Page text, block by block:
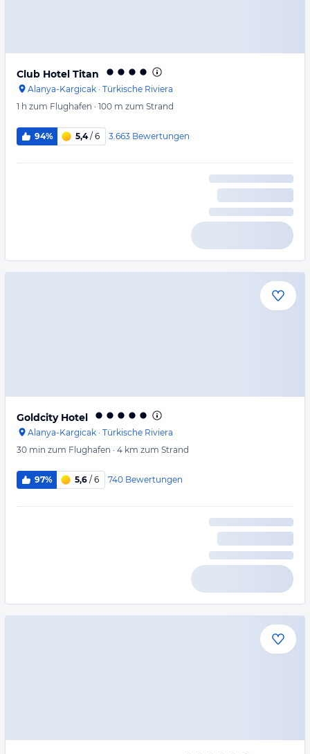
Club Hotel Titan
Alanya-Kargicak · Türkische Riviera
1 h zum Flughafen · 100 m zum Strand
94% 5,4/ 6 3.663 Bewertungen
Goldcity Hotel
Alanya-Kargicak · Türkische Riviera
30 min zum Flughafen · 4 km zum Strand
97% 5,6 / 6 740 Bewertungen